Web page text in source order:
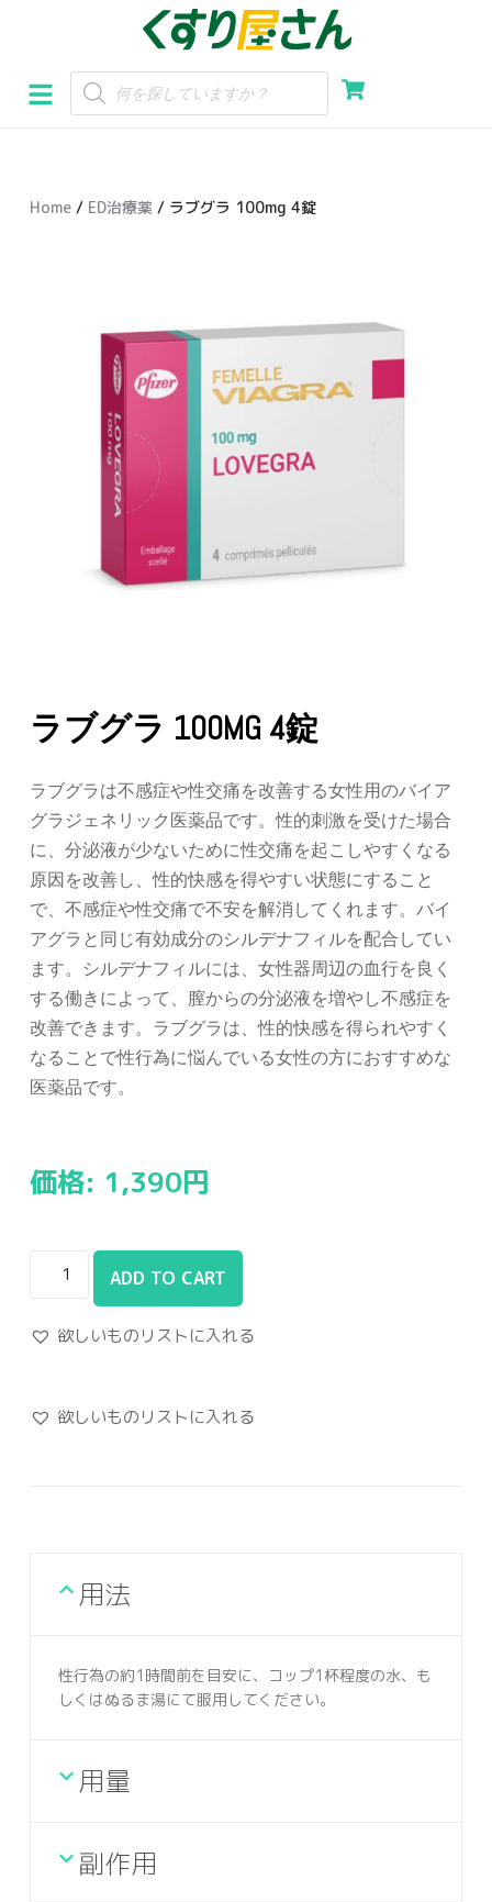
ン
テ
スHome / ED治療薬 / ラブグラ 100mg 4錠
ラブグラ 100MG 4錠
ラブグラは不感症や性交痛を改善する女性用のバイア
グラジェネリック医薬品です。性的刺激を受けた場合
に、分泌液が少ないために性交痛を起こしやすくなる
原因を改善し、性的快感を得やすい状態にすること
で、不感症や性交痛で不安を解消してくれます。バイ
アグラと同じ有効成分のシルデナフィルを配合してい
ます。シルデナフィルには、女性器周辺の血行を良く
する働きによって、膣からの分泌液を増やし不感症を
改善できます。ラブグラは、性的快感を得られやすく
なることで性行為に悩んでいる女性の方におすすめな
医薬品です。
価格: 1,390円
ADD TO CART
欲しいものリストに入れる
欲しいものリストに入れる
用法
性行為の約1時間前を目安に、コップ1杯程度の水、も
しくはぬるま湯にて服用してください。
用量
副作用